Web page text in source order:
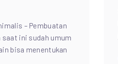
– Pembuatan
ini sudah umum
bisa menentukan